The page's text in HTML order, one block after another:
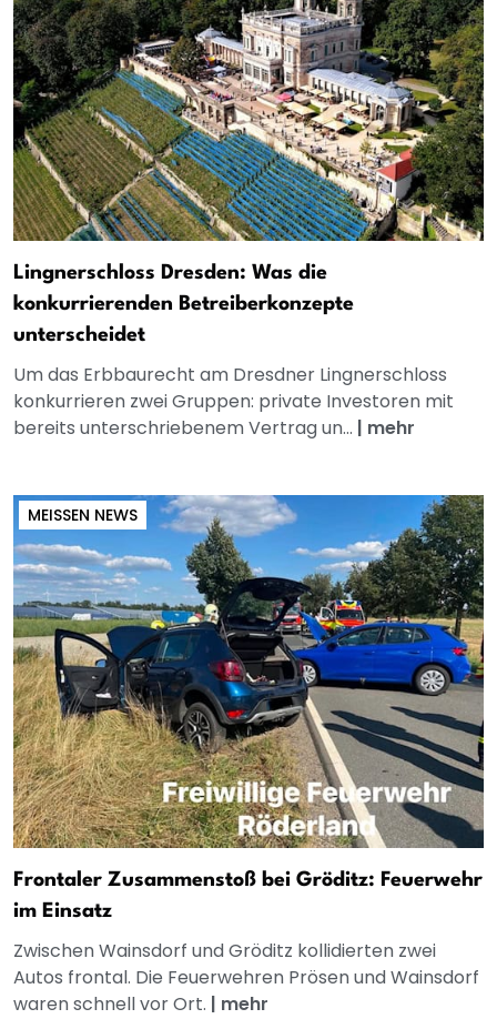
Lingnerschloss Dresden: Was die
konkurrierenden Betreiberkonzepte
unterscheidet
Um das Erbbaurecht am Dresdner Lingnerschloss
konkurrieren zwei Gruppen: private Investoren mit
bereits unterschriebenem Vertrag un... | mehr
MEISSEN NEWS
Frontaler Zusammenstoß bei Gröditz: Feuerwehr
im Einsatz
Zwischen Wainsdorf und Gröditz kollidierten zwei
Autos frontal. Die Feuerwehren Prösen und Wainsdorf
waren schnell vor Ort. | mehr